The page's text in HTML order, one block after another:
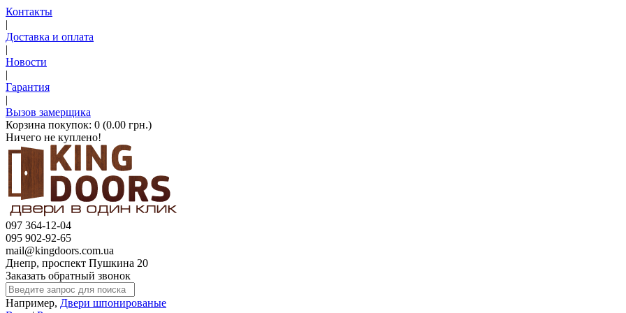
Контакты
|
Доставка и оплата
|
Новости
|
Гарантия
|
Вызов замерщика
Корзина покупок: 0 (0.00 грн.)
Ничего не куплено!
097 364-12-04
095 902-92-65
mail@kingdoors.com.ua
Днепр, проспект Пушкина 20
Заказать обратный звонок
Например, Двери шпонированые